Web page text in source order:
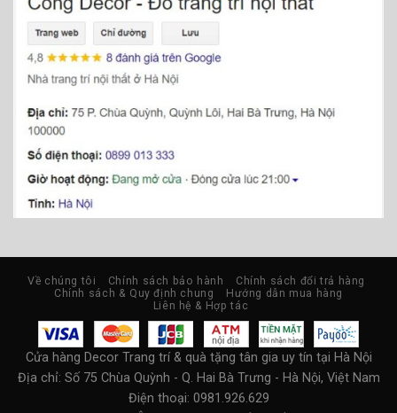
Về chúng tôi Chính sách bảo hành
Chính sách đổi trả hàng
Chính sách & Quy định chung
Hướng dẫn mua hàng
Liên hệ & Hợp tác
Cửa hàng Decor Trang trí & quà tặng tân gia uy tín tại Hà Nội
Địa chỉ: Số 75 Chùa Quỳnh - Q. Hai Bà Trưng - Hà Nội, Việt Nam
Điện thoại: 0981.926.629